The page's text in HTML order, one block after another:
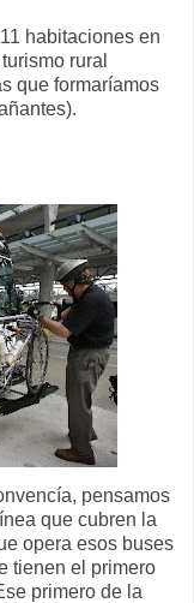
habitaciones en
rural
que formaríamos
pensamos
que cubren la
opera esos buses
tienen el primero
primero de la